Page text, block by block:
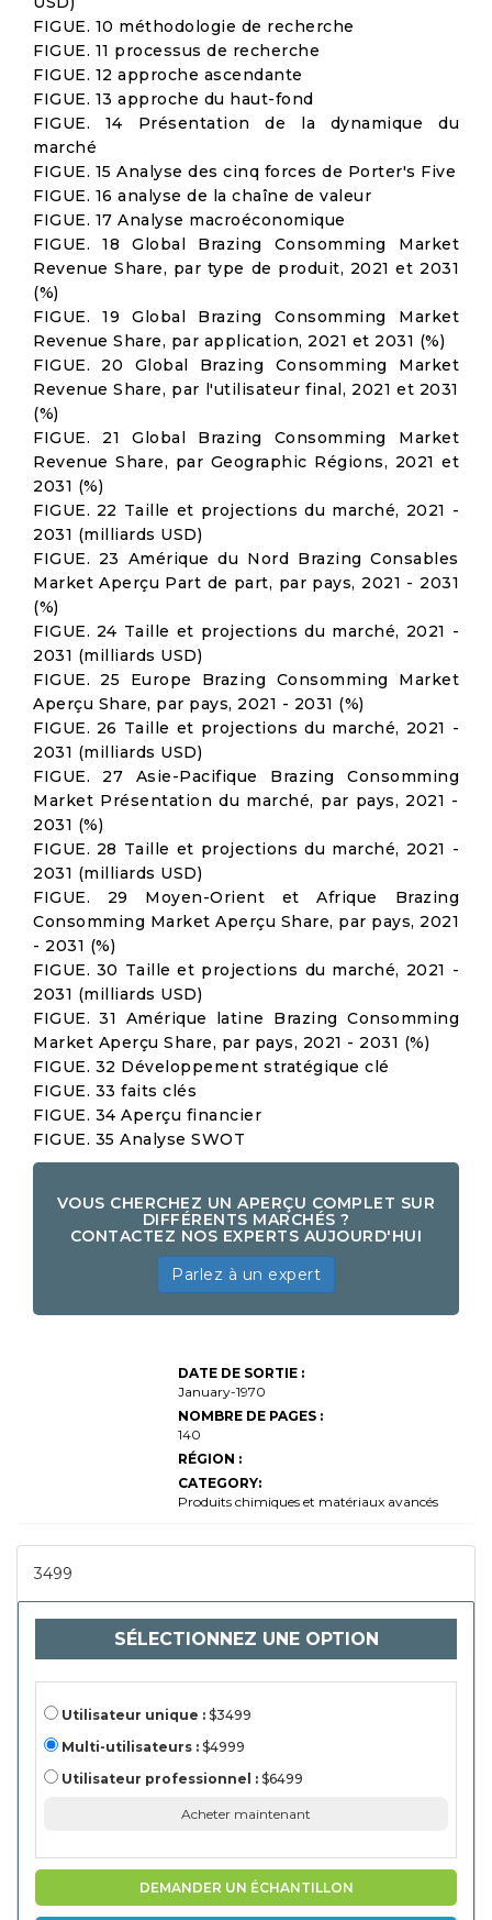
FIGUE. 10 méthodologie de recherche
FIGUE. 11 processus de recherche
FIGUE. 12 approche ascendante
FIGUE. 13 approche du haut-fond
FIGUE. 14 Présentation de la dynamique du
marché
FIGUE. 15 Analyse des cinq forces de Porter's Five
FIGUE. 16 analyse de la chaîne de valeur
FIGUE. 17 Analyse macroéconomique
FIGUE. 18 Global Brazing Consomming Market
Revenue Share, par type de produit, 2021 et 2031
(%)
FIGUE. 19 Global Brazing Consomming Market
Revenue Share, par application, 2021 et 2031 (%)
FIGUE. 20 Global Brazing Consomming Market
Revenue Share, par l'utilisateur final, 2021 et 2031
(%)
FIGUE. 21 Global Brazing Consomming Market
Revenue Share, par Geographic Régions, 2021 et
2031 (%)
FIGUE. 22 Taille et projections du marché, 2021 -
2031 (milliards USD)
FIGUE. 23 Amérique du Nord Brazing Consables
Market Aperçu Part de part, par pays, 2021 - 2031
(%)
FIGUE. 24 Taille et projections du marché, 2021 -
2031 (milliards USD)
FIGUE. 25 Europe Brazing Consomming Market
Aperçu Share, par pays, 2021 - 2031 (%)
FIGUE. 26 Taille et projections du marché, 2021 -
2031 (milliards USD)
FIGUE. 27 Asie-Pacifique Brazing Consomming
Market Présentation du marché, par pays, 2021 -
2031 (%)
FIGUE. 28 Taille et projections du marché, 2021 -
2031 (milliards USD)
FIGUE. 29 Moyen-Orient et Afrique Brazing
Consomming Market Aperçu Share, par pays, 2021
- 2031 (%)
FIGUE. 30 Taille et projections du marché, 2021 -
2031 (milliards USD)
FIGUE. 31 Amérique latine Brazing Consomming
Market Aperçu Share, par pays, 2021 - 2031 (%)
FIGUE. 32 Développement stratégique clé
FIGUE. 33 faits clés
FIGUE. 34 Aperçu financier
FIGUE. 35 Analyse SWOT
VOUS CHERCHEZ UN APERÇU COMPLET SUR
DIFFÉRENTS MARCHÉS ?
CONTACTEZ NOS EXPERTS AUJOURD'HUI
Parlez à un expert
pâte), par
(automobile,
d'automobile,
Aerospace
fournisseurs
analyse
2024-2031111
DATE ​​DE SORTIE :
January-1970
NOMBRE DE PAGES :
140
RÉGION :
CATEGORY:
Produits chimiques et matériaux avancés
3499
SÉLECTIONNEZ UNE OPTION
Utilisateur unique : $3499
Multi-utilisateurs : $4999
Utilisateur professionnel : $6499
Acheter maintenant
DEMANDER UN ÉCHANTILLON